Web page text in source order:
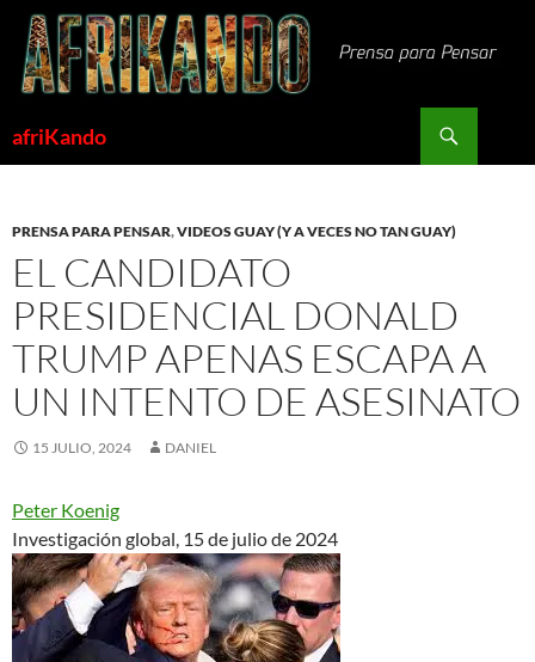
Saltar
contenido
afriKando
PRENSA PARA PENSAR,VIDEOS GUAY (Y A VECES NO TAN GUAY)
EL CANDIDATO
PRESIDENCIAL DONALD
TRUMP APENAS ESCAPA A
UN INTENTO DE ASESINATO
15 JULIO, 2024 DANIEL
Peter Koenig
Investigación global, 15 de julio de 2024